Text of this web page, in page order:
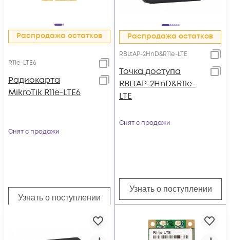
Распродажа остатков
R11e-LTE6
Радиокарта
MikroTik R11e-LTE6
Снят с продажи
Узнать о поступлении
Распродажа остатков
RBLtAP-2HnD&R11e-LTE
Точка доступа
RBLtAP-2HnD&R11e-
LTE
Снят с продажи
Узнать о поступлении